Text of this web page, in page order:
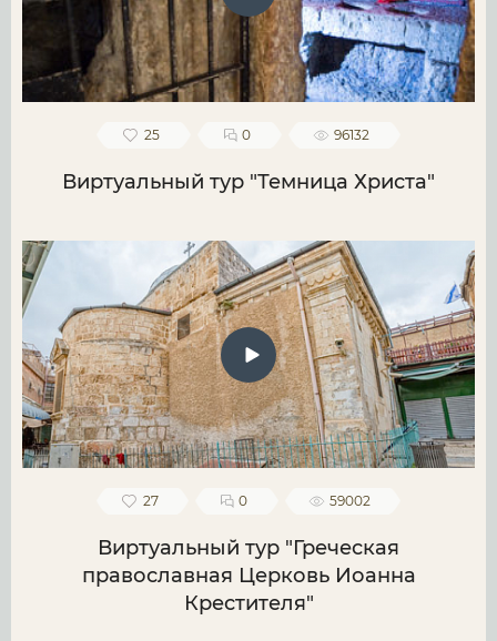
25 0 96132
Виртуальный тур "Темница Христа"
27 0 59002
Виртуальный тур "Греческая
православная Церковь Иоанна
Крестителя"